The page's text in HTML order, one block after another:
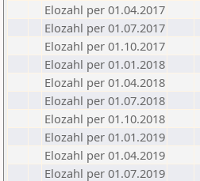
Elozahl per 01.04.2017
Elozahl per 01.07.2017
Elozahl per 01.10.2017
Elozahl per 01.01.2018
Elozahl per 01.04.2018
Elozahl per 01.07.2018
Elozahl per 01.10.2018
Elozahl per 01.01.2019
Elozahl per 01.04.2019
Elozahl per 01.07.2019